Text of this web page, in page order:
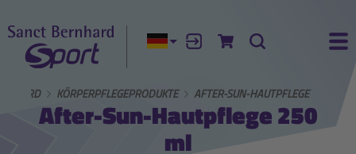
Aktuelle Sprache:
AnmeldenZum Warenkorb
Suche
KÖRPERPFLEGEPRODUKTE AFTER-SUN-HAUTPFLEGE
After-Sun-Hautpflege 250
ml